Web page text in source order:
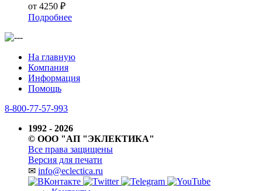
от 4250 ₽
Подробнее
На главную
Компания
Информация
Помощь
8-800-77-57-993
1992 - 2026
© ООО "АП "ЭКЛЕКТИКА"
Все права защищены
Версия для печати
✉ info@eclectica.ru